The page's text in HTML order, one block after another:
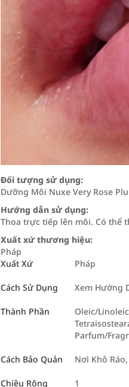
Đối tượng sử dụng:
Dưỡng Môi Nuxe Very Rose
Hướng dẫn sử dụng:
Thoa trực tiếp lên môi. Có thể
Xuất xứ thương hiệu:
Pháp
Xuất Xứ
Pháp
Cách Sử Dụng Xem Hướng
Thành Phần
Oleic/
Parfum/
Cách Bảo Quản Nơi Khô
Chiều Rộng 1